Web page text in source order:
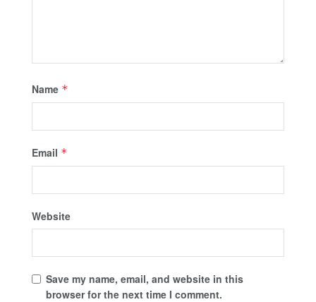
Name *
Email *
Website
Save my name, email, and website in this
browser for the next time I comment.